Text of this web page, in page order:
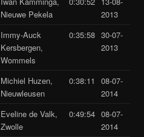
Nieuwe Pekela
2013
Immy-Auck
Kersbergen,
Wommels
0:35:58 30-07-
2013
Michiel Huzen,
Nieuwleusen
0:38:11
08-07-
2014
Eveline de Valk,
Zwolle
0:49:54 08-07-
2014